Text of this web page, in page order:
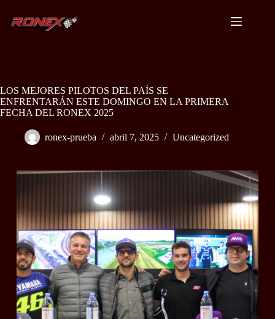
LOS MEJORES PILOTOS DEL PAÍS SE
ENFRENTARÁN ESTE DOMINGO EN LA PRIMERA
FECHA DEL RONEX 2025
ronex-prueba abril 7, 2025 Uncategorized